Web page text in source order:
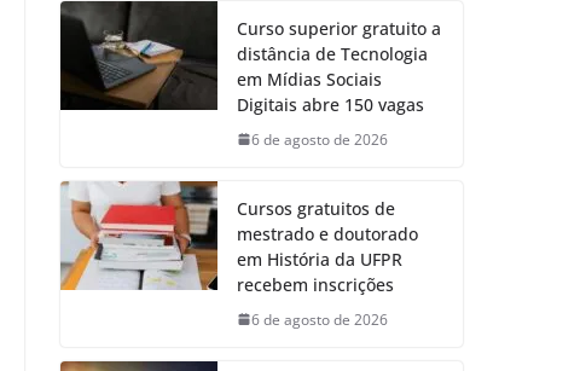
Curso superior gratuito a
distância de Tecnologia
em Mídias Sociais
Digitais abre 150 vagas
6 de agosto de 2026
Cursos gratuitos de
mestrado e doutorado
em História da UFPR
recebem inscrições
6 de agosto de 2026